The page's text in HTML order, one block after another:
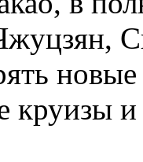
круизы